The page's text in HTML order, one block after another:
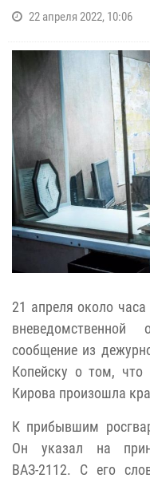
22 апреля 2022, 10:06
21 апреля около
вневедомственной
сообщение из
Копейску о том,
Кирова произошла
К прибывшим
Он указал на
ВАЗ-2112. С его